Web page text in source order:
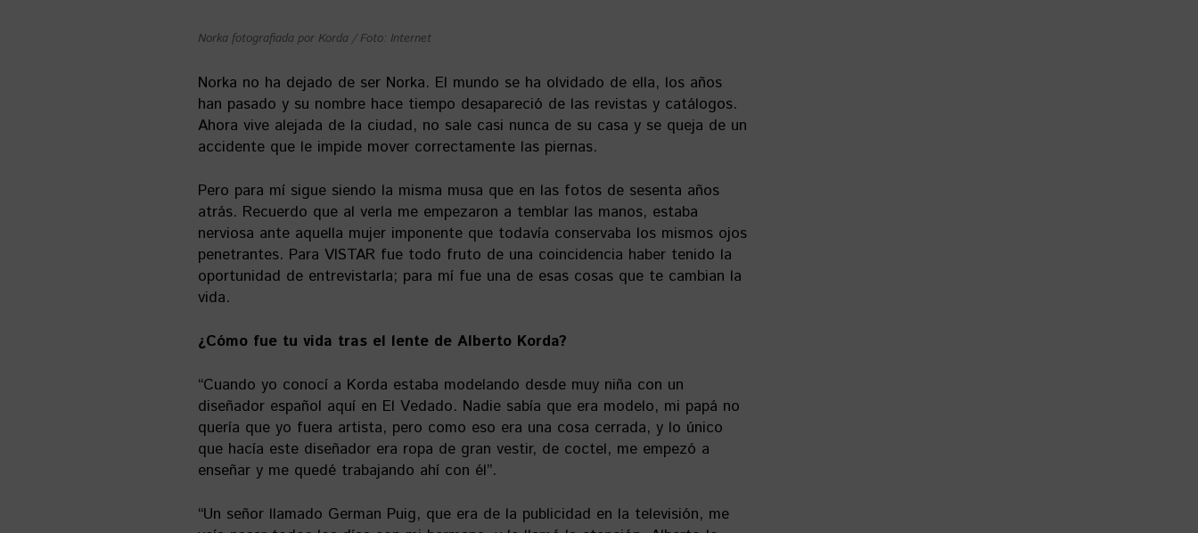
Norka fotografiada por Korda / Foto: Internet
Norka no ha dejado de ser Norka. El mundo se ha olvidado de ella, los años
han pasado y su nombre hace tiempo desapareció de las revistas y catálogos.
Ahora vive alejada de la ciudad, no sale casi nunca de su casa y se queja de un
accidente que le impide mover correctamente las piernas.
Pero para mí sigue siendo la misma musa que en las fotos de sesenta años
atrás. Recuerdo que al verla me empezaron a temblar las manos, estaba
nerviosa ante aquella mujer imponente que todavía conservaba los mismos ojos
penetrantes. Para VISTAR fue todo fruto de una coincidencia haber tenido la
oportunidad de entrevistarla; para mí fue una de esas cosas que te cambian la
vida.
¿Cómo fue tu vida tras el lente de Alberto Korda?
“Cuando yo conocí a Korda estaba modelando desde muy niña con un
diseñador español aquí en El Vedado. Nadie sabía que era modelo, mi papá no
quería que yo fuera artista, pero como eso era una cosa cerrada, y lo único
que hacía este diseñador era ropa de gran vestir, de coctel, me empezó a
enseñar y me quedé trabajando ahí con él”.
“Un señor llamado German Puig, que era de la publicidad en la televisión, me